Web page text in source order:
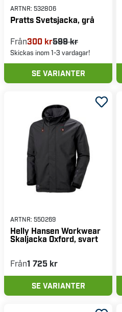
ARTNR: 532806
Pratts Svetsjacka, grå
Från300 kr599 kr
Skickas inom 1-3 vardagar!
SE VARIANTER
ARTNR: 550269
Helly Hansen Workwear
Skaljacka Oxford, svart
Från1 725 kr
SE VARIANTER